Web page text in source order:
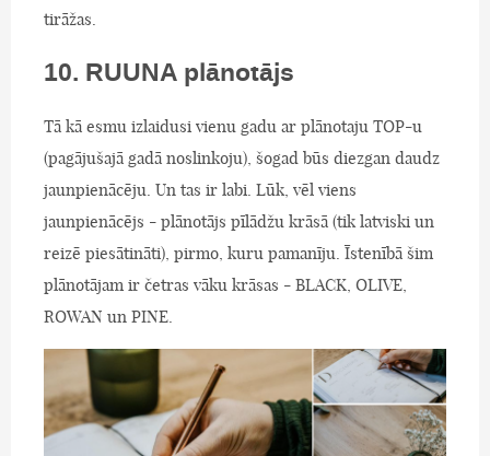
tirāžas.
10. RUUNA plānotājs
Tā kā esmu izlaidusi vienu gadu ar plānotaju TOP-u
(pagājušajā gadā noslinkoju), šogad būs diezgan daudz
jaunpienācēju. Un tas ir labi. Lūk, vēl viens
jaunpienācējs - plānotājs pīlādžu krāsā (tik latviski un
reizē piesātināti), pirmo, kuru pamanīju. Īstenībā šim
plānotājam ir četras vāku krāsas - BLACK, OLIVE,
ROWAN un PINE.